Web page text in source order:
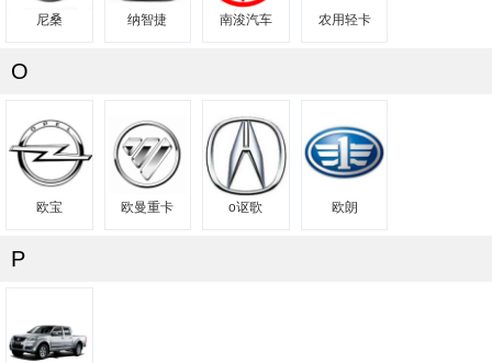
尼桑 纳智捷 南浚汽车 农用轻卡
O
欧宝 欧曼重卡 o讴歌 欧朗
P